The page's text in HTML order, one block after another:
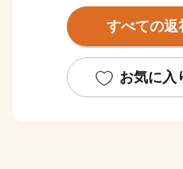
いく「阿南市オリジナル」
返礼品を提供するのは「
では、このESPA事業者と
起こしていきます！
すべての返
お気に入